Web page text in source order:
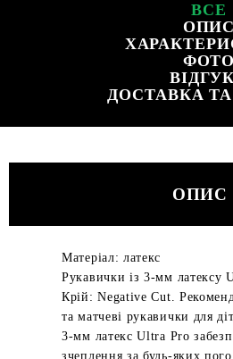
ВСЕ
ОПИС
ФОТО
ДОСТАВКА
ОПИС
Матеріал: латекс
Рукавички із 3-мм латексу
Крій: Negative Cut.
та матчеві рукавички для
3-мм латекс Ultra Pro
зчеплення за будь-яких